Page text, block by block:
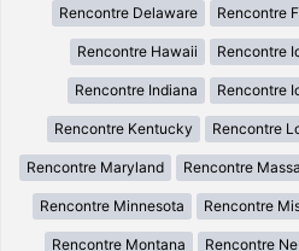
Rencontre Delaware Rencontre
Rencontre Hawaii Rencontre
Rencontre Indiana Rencontre
Rencontre Kentucky Rencontre
Rencontre Maryland Rencontre
Rencontre Minnesota Rencontre
Rencontre Montana Rencontre